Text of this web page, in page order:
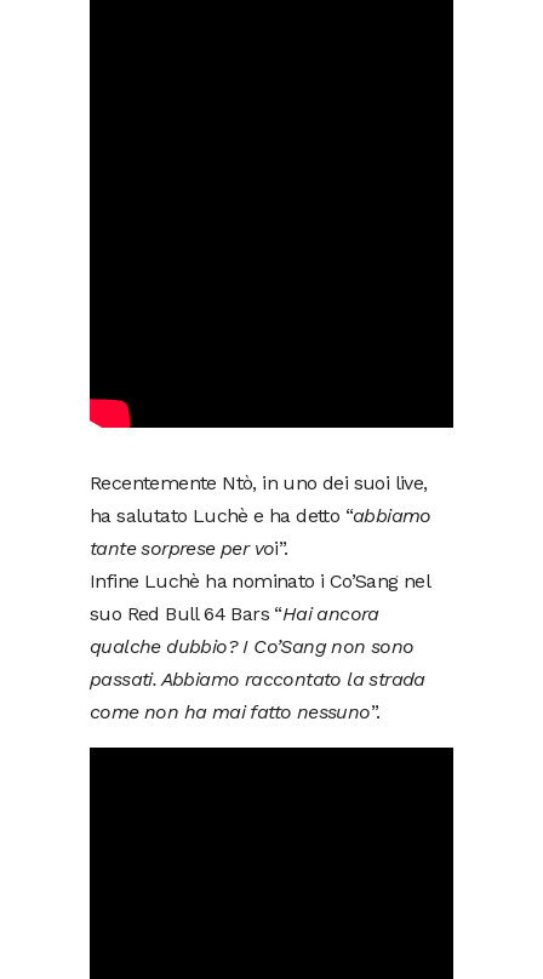
Recentemente Ntò, in uno dei suoi live,
ha salutato Luchè e ha detto “abbiamo
tante sorprese per voi”.
Infine Luchè ha nominato i Co’Sang nel
suo Red Bull 64 Bars “Hai ancora
qualche dubbio? I Co’Sang non sono
passati. Abbiamo raccontato la strada
come non ha mai fatto nessuno”.